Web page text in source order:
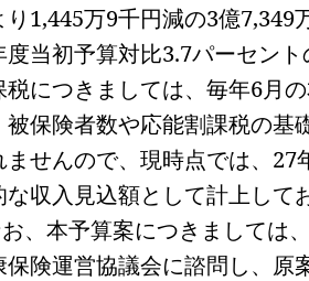
1,445万9千円減の3億7,349
度当初予算対比3.7パーセン
税につきましては、毎年6月
被保険者数や応能割課税の基
ませんので、現時点では、 27
な収入見込額として計上して
、本予算案につきましては
保険運営協議会に諮問し、原